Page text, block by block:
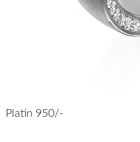
Platin 950/-